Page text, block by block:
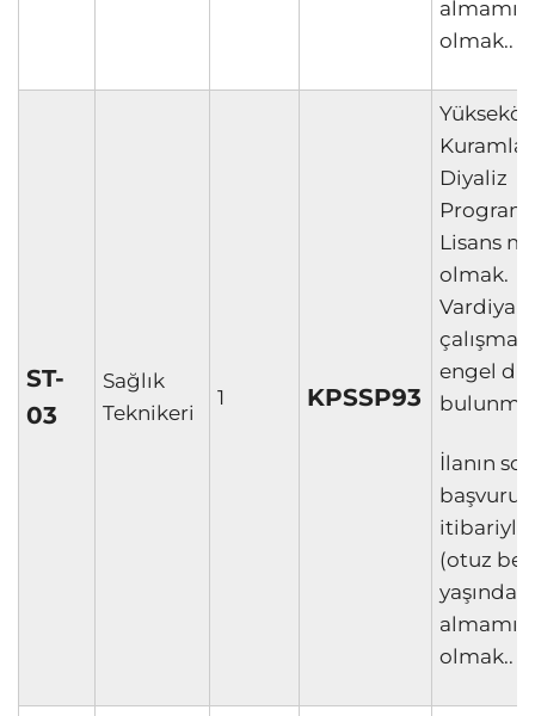
almamış
olmak..
ST-
03
Sağlık
Teknikeri
1 KPSSP93
Diyaliz
Lisans
olmak.
Vardiyalı
engel
İlanın son
başvuru
itibariyle
(otuz
almamış
olmak..